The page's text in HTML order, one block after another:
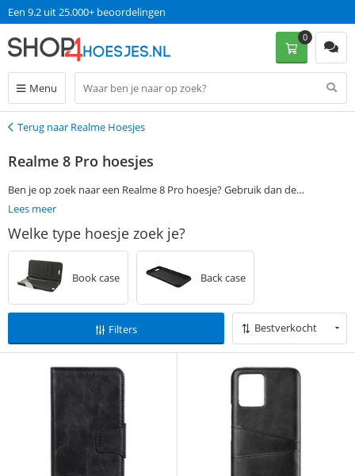
Een 9.2 uit 25.000+ beoordelingen
Menu
0
Terug
Terug naar Realme Hoesjes
Realme 8 Pro hoesjes
Ben je op zoek naar een Realme 8 Pro hoesje? Gebruik dan de
filtermogelijkheden aan de linkerkant van deze pagina om jouw
favoriete Realme 8 Pro case te vinden. Bestel vervolgens op werkdagen
voor 13:00 en ontvang jouw Realme 8 Pro cover de volgende dag al,
zonder verzendkosten.
Lees meer
Welke type hoesje zoek je?
Book case Back case
Filters Bestverkocht